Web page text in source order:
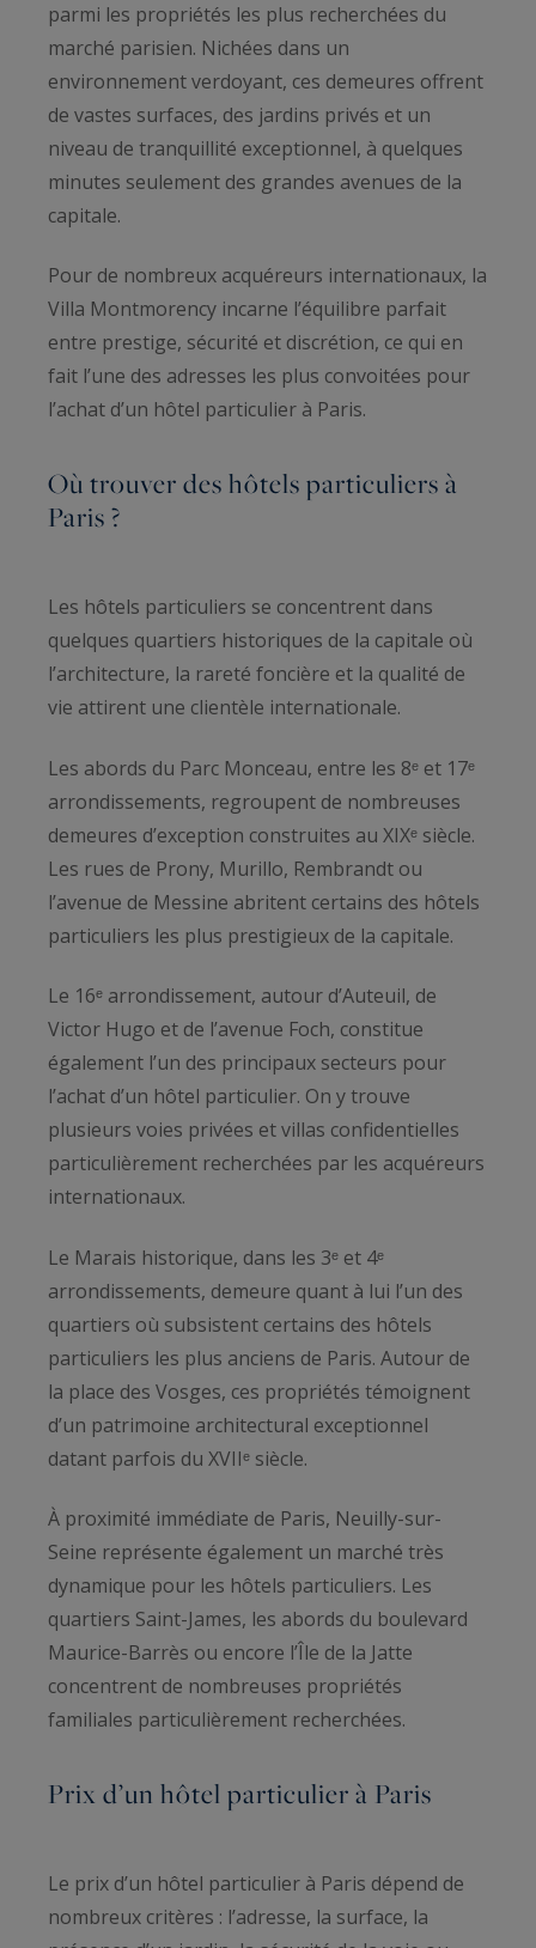
parmi les propriétés les plus recherchées du
marché parisien. Nichées dans un
environnement verdoyant, ces demeures offrent
de vastes surfaces, des jardins privés et un
niveau de tranquillité exceptionnel, à quelques
minutes seulement des grandes avenues de la
capitale.
Pour de nombreux acquéreurs internationaux, la
Villa Montmorency incarne l’équilibre parfait
entre prestige, sécurité et discrétion, ce qui en
fait l’une des adresses les plus convoitées pour
l’achat d’un hôtel particulier à Paris.
Où trouver des hôtels particuliers à
Paris ?
Les hôtels particuliers se concentrent dans
quelques quartiers historiques de la capitale où
l’architecture, la rareté foncière et la qualité de
vie attirent une clientèle internationale.
Les abords du Parc Monceau, entre les 8ᵉ et 17ᵉ
arrondissements, regroupent de nombreuses
demeures d’exception construites au XIXᵉ siècle.
Les rues de Prony, Murillo, Rembrandt ou
l’avenue de Messine abritent certains des hôtels
particuliers les plus prestigieux de la capitale.
Le 16ᵉ arrondissement, autour d’Auteuil, de
Victor Hugo et de l’avenue Foch, constitue
également l’un des principaux secteurs pour
l’achat d’un hôtel particulier. On y trouve
plusieurs voies privées et villas confidentielles
particulièrement recherchées par les acquéreurs
internationaux.
Le Marais historique, dans les 3ᵉ et 4ᵉ
arrondissements, demeure quant à lui l’un des
quartiers où subsistent certains des hôtels
particuliers les plus anciens de Paris. Autour de
la place des Vosges, ces propriétés témoignent
d’un patrimoine architectural exceptionnel
datant parfois du XVIIᵉ siècle.
À proximité immédiate de Paris, Neuilly-sur-
Seine représente également un marché très
dynamique pour les hôtels particuliers. Les
quartiers Saint-James, les abords du boulevard
Maurice-Barrès ou encore l’Île de la Jatte
concentrent de nombreuses propriétés
familiales particulièrement recherchées.
Prix d’un hôtel particulier à Paris
Le prix d’un hôtel particulier à Paris dépend de
nombreux critères : l’adresse, la surface, la